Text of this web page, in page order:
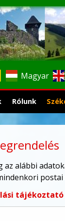
Magyar
Rólunk
az alábbi
tájékoztató